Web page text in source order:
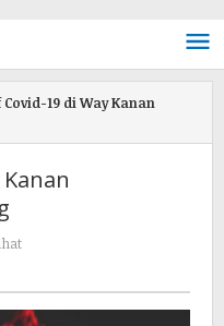
19 di Way Kanan